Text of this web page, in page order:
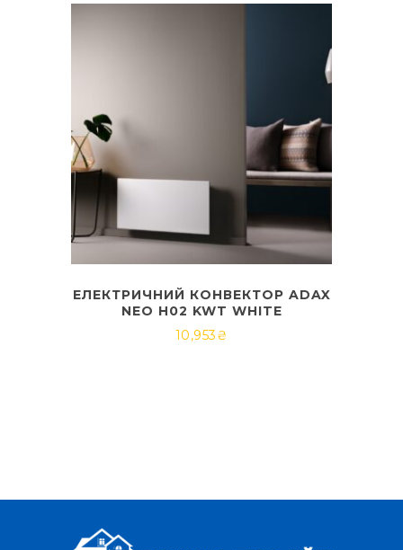
ЕЛЕКТРИЧНИЙ КОНВЕКТОР ADAX
NEO H02 KWT WHITE
10,953₴